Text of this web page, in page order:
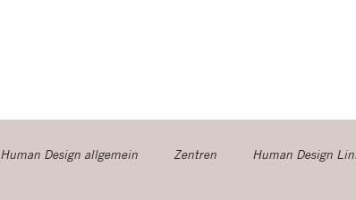
Human Design allgemein Zentren Human Design